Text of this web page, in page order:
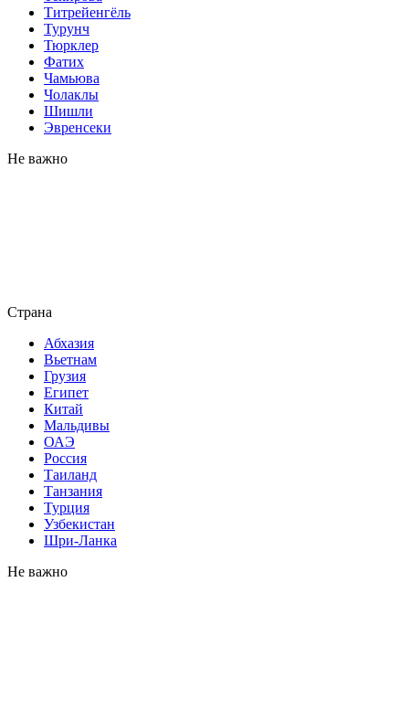
Титрейенгёль
Турунч
Тюрклер
Фатих
Чамьюва
Чолаклы
Шишли
Эвренсеки
Не важно
Страна
Абхазия
Вьетнам
Грузия
Египет
Китай
Мальдивы
ОАЭ
Россия
Таиланд
Танзания
Турция
Узбекистан
Шри-Ланка
Не важно